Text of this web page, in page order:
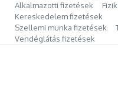
Alkalmazotti fizetések
Kereskedelem fizetések
Szellemi munka fizetések
Vendéglátás fizetések